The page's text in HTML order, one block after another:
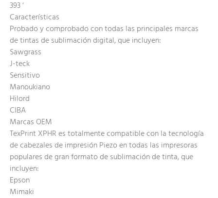
393 ‘
Características
Probado y comprobado con todas las principales marcas
de tintas de sublimación digital, que incluyen:
Sawgrass
J-teck
Sensitivo
Manoukiano
Hilord
CIBA
Marcas OEM
TexPrint XPHR es totalmente compatible con la tecnología
de cabezales de impresión Piezo en todas las impresoras
populares de gran formato de sublimación de tinta, que
incluyen:
Epson
Mimaki